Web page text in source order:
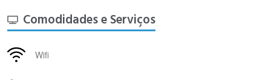
Comodidades e Serviços
Wifi